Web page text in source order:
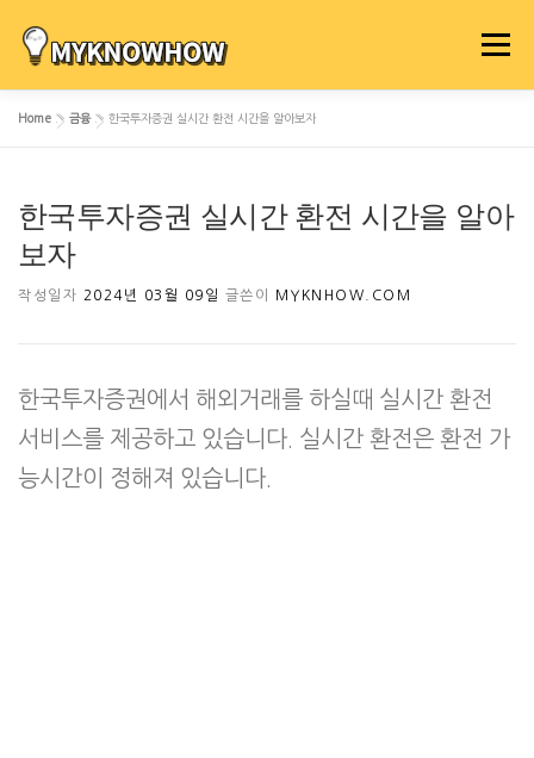
로
메뉴
Home » 금융» 한국투자증권 실시간 환전 시간을 알아보자
한국투자증권 실시간 환전 시간을 알아
보자
작성일자 2024년 03월 09일 글쓴이 MYKNHOW.COM
한국투자증권에서 해외거래를 하실때 실시간 환전
서비스를 제공하고 있습니다. 실시간 환전은 환전 가
능시간이 정해져 있습니다.